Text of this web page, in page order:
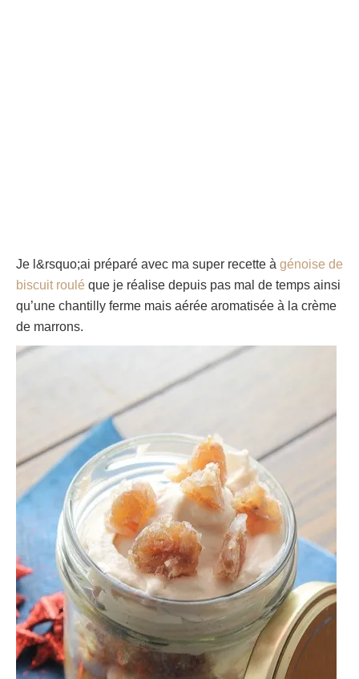
Je l&rsquo;ai préparé avec ma super recette à génoise de
biscuit roulé que je réalise depuis pas mal de temps ainsi
qu’une chantilly ferme mais aérée aromatisée à la crème
de marrons.